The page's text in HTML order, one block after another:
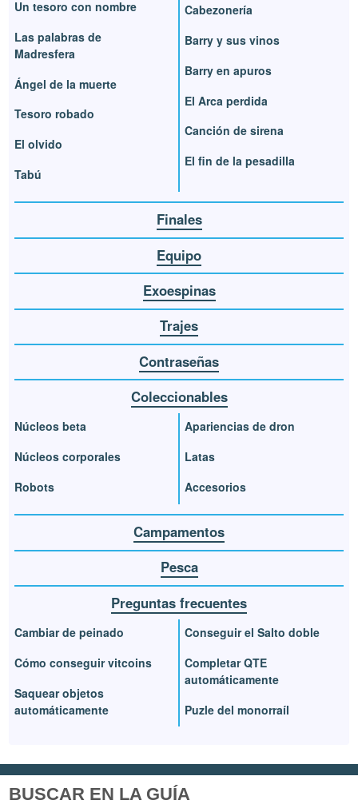
Un tesoro con nombre
Las palabras de
Madresfera
Ángel de la muerte
Tesoro robado
El olvido
Tabú
Cabezonería
Barry y sus vinos
Barry en apuros
El Arca perdida
Canción de sirena
El fin de la pesadilla
Finales
Equipo
Exoespinas
Trajes
Contraseñas
Coleccionables
Núcleos beta
Núcleos corporales
Robots
Apariencias de dron
Latas
Accesorios
Campamentos
Pesca
Preguntas frecuentes
Cambiar de peinado
Cómo conseguir vitcoins
Saquear objetos
automáticamente
Conseguir el Salto doble
Completar QTE
automáticamente
Puzle del monorraíl
BUSCAR EN LA GUÍA